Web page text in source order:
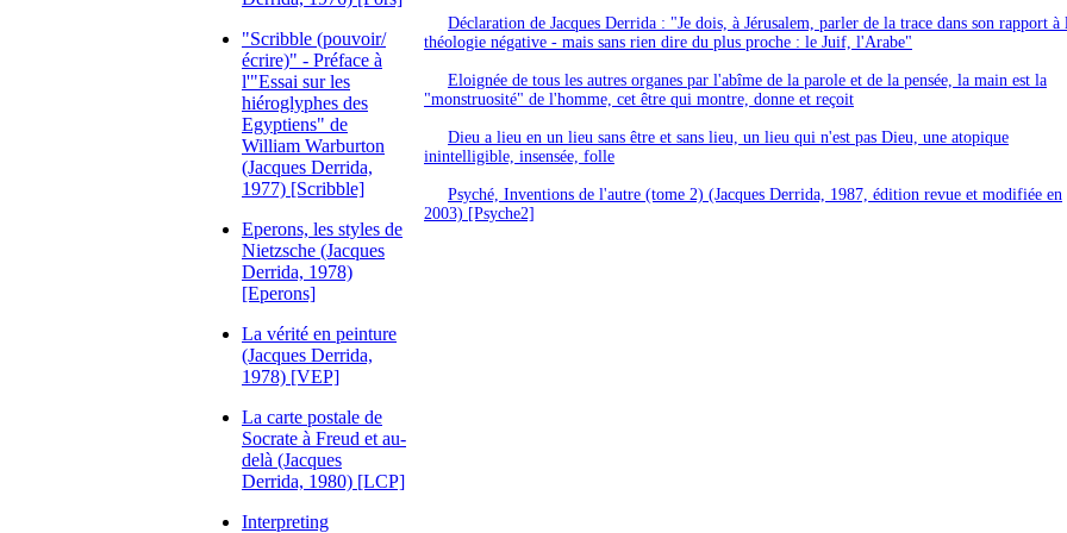
"Scribble (pouvoir/
écrire)" - Préface à
l'"Essai sur les
hiéroglyphes des
Egyptiens" de
William Warburton
(Jacques Derrida,
1977) [Scribble]
Eperons, les styles de
Nietzsche (Jacques
Derrida, 1978)
[Eperons]
La vérité en peinture
(Jacques Derrida,
1978) [VEP]
La carte postale de
Socrate à Freud et au-
delà (Jacques
Derrida, 1980) [LCP]
Interpreting
Déclaration de Jacques Derrida : "Je dois, à Jérusalem, parler de la trace dans son rapport à
théologie négative - mais sans rien dire du plus proche : le Juif, l'Arabe"
Eloignée de tous les autres organes par l'abîme de la parole et de la pensée, la main est la
"monstruosité" de l'homme, cet être qui montre, donne et reçoit
Dieu a lieu en un lieu sans être et sans lieu, un lieu qui n'est pas Dieu, une atopique
inintelligible, insensée, folle
Psyché, Inventions de l'autre (tome 2) (Jacques Derrida, 1987, édition revue et modifiée en
2003) [Psyche2]